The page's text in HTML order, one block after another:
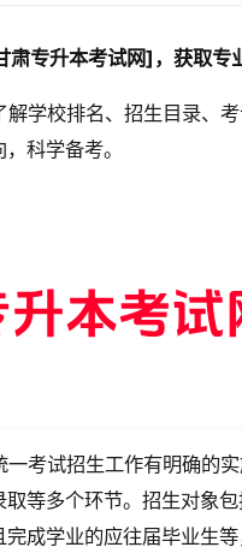
专升本考试网]，获取专
学校排名、招生目录、
科学备考。
考试招生工作有明确的
等多个环节。招生对象
完成学业的应往届毕业生